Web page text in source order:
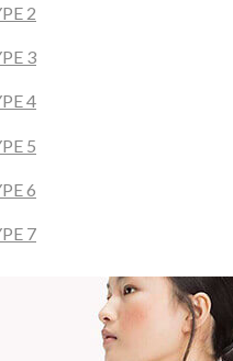
2
3
4
5
6
7